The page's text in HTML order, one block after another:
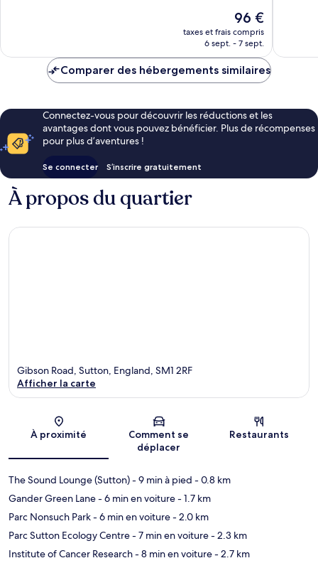
Le
nouveau
prix
de
96 €
taxes et frais compris
6 sept. - 7 sept.
Comparer des hébergements similaires
Connectez-vous pour découvrir les réductions et les
avantages dont vous pouvez bénéficier. Plus de récompenses
pour plus d’aventures !
Se connecter S’inscrire gratuitement
À propos du quartier
Carte
Gibson Road, Sutton, England, SM1 2RF
Afficher la carte
À proximité
Comment se
déplacer
Restaurants
The Sound Lounge (Sutton)- 9 min à pied - 0.8 km
Gander Green Lane- 6 min en voiture- 1.7 km
Parc Nonsuch Park- 6 min en voiture- 2.0 km
Parc Sutton Ecology Centre- 7 min en voiture- 2.3 km
Institute of Cancer Research- 8 min en voiture- 2.7 km